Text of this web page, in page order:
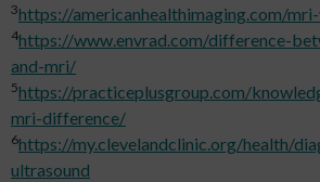
3https://americanhealthimaging.com/
4https://www.envrad.com/difference-
and-mri/
5https://practiceplusgroup.com/
mri-difference/
6https://my.clevelandclinic.org/health/
ultrasound